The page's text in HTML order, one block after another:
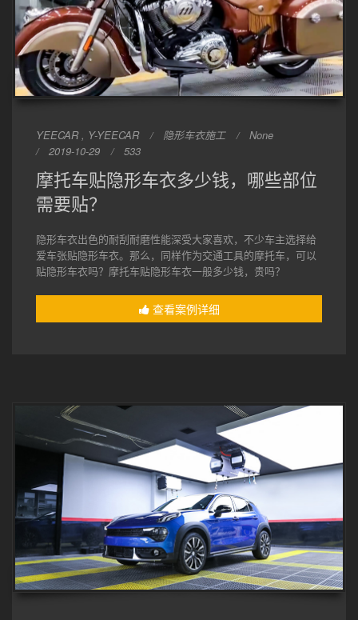
YEECAR , Y-YEECAR 隐形车衣施工
None
2019-10-29
533
摩托车贴隐形车衣多少钱，哪些部位
需要贴？
隐形车衣出色的耐刮耐磨性能深受大家喜欢，不少车主选择给
爱车张贴隐形车衣。那么，同样作为交通工具的摩托车，可以
贴隐形车衣吗？摩托车贴隐形车衣一般多少钱，贵吗？
查看案例详细